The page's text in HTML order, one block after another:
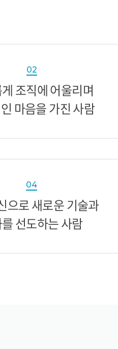
02
조직에 어울리며
마음을 가진 사람
04
으로 새로운 기술과
선도하는 사람